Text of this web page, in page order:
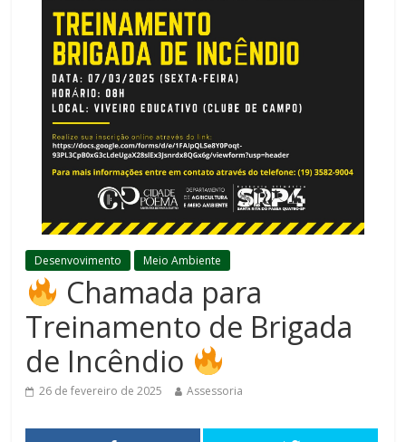
Desenvovimento Meio Ambiente
Chamada para
Treinamento de Brigada
de Incêndio
26 de fevereiro de 2025 Assessoria